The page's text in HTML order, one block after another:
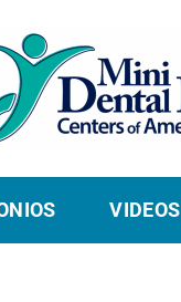
VIDEOS